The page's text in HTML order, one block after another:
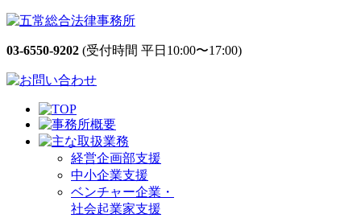
03-6550-9202 (受付時間 平日10:00〜17:00)
経営企画部支援
中小企業支援
ベンチャー企業・
社会起業家支援